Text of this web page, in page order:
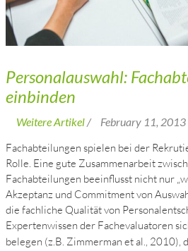
Personalauswahl:
einbinden
Weitere Artikel/
February 11, 2013
Fachabteilungen spielen bei der
Rolle. Eine gute Zusammenarbeit
Fachabteilungen beeinflusst nicht nur
Akzeptanz und Commitment von
die fachliche Qualität von
Expertenwissen der Fachevaluatoren
belegen (z.B. Zimmerman et al., 2010),